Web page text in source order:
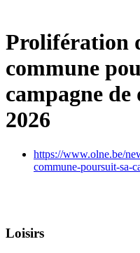
Prolifération
commune
campagne
2026
https://www.olne.be/
commune-poursuit-sa-
Loisirs